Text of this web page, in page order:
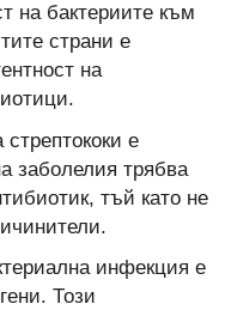
на бактериите към
страни е
на
е
заболелия трябва
тъй като не
инфекция е
Този